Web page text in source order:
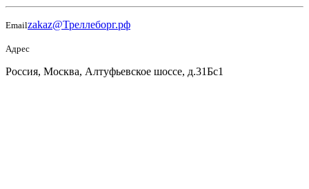
Emailzakaz@Треллеборг.рф
Адрес
Россия, Москва, Алтуфьевское шоссе, д.31Бс1